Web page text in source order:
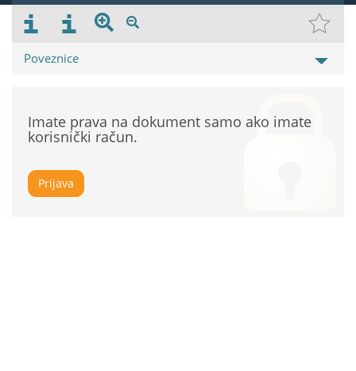
Poveznice
Imate prava na dokument samo ako imate
korisnički račun.
Prijava